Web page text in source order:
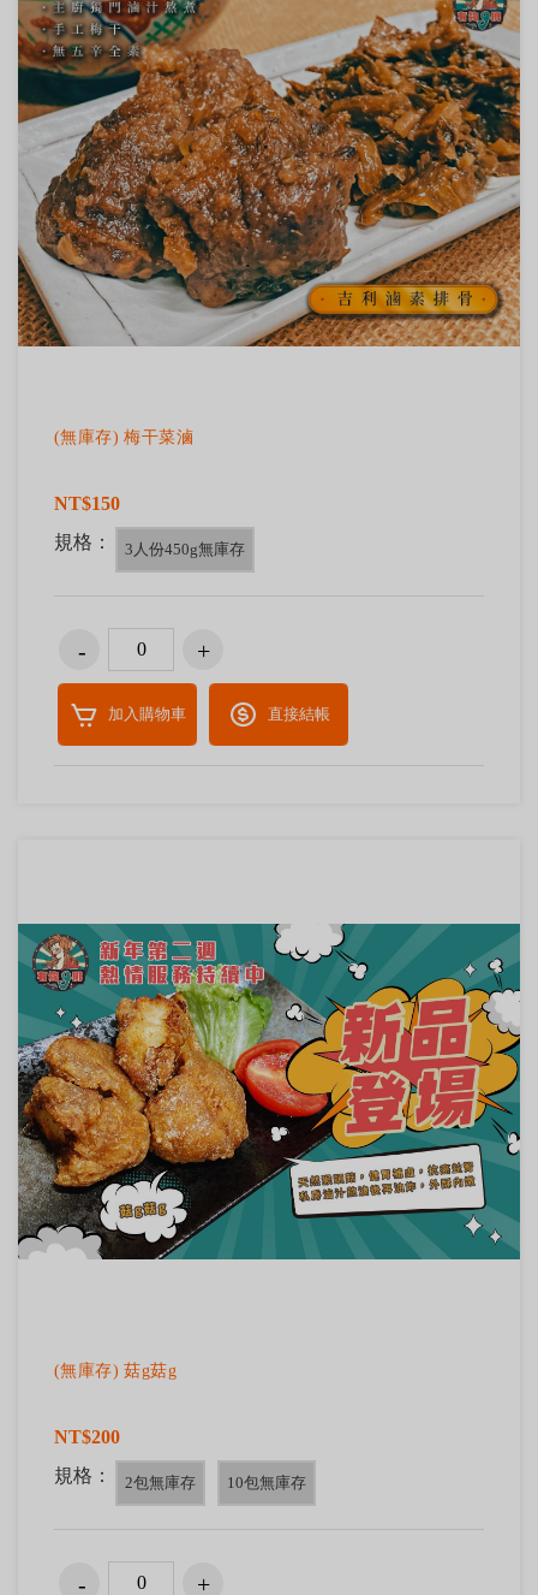
(無庫存) 梅干菜滷
NT$150
規格：
3人份450g無庫存
加入購物車 直接結帳
(無庫存) 菇g菇g
NT$200
規格：
2包無庫存 10包無庫存